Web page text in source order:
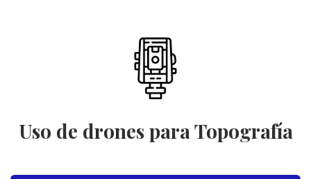
Uso de drones para Topografía